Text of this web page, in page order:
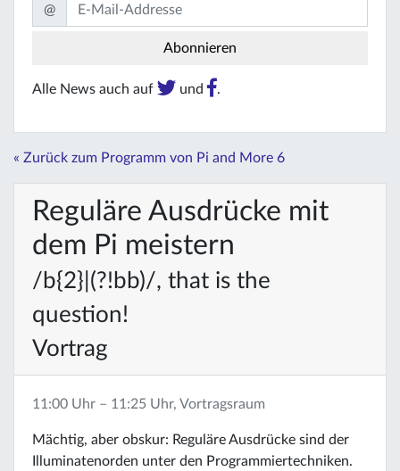
@
Alle News auch auf und .
« Zurück zum Programm von Pi and More 6
Reguläre Ausdrücke mit
dem Pi meistern
/b{2}|(?!bb)/, that is the
question!
Vortrag
11:00 Uhr – 11:25 Uhr, Vortragsraum
Mächtig, aber obskur: Reguläre Ausdrücke sind der
Illuminatenorden unter den Programmiertechniken.